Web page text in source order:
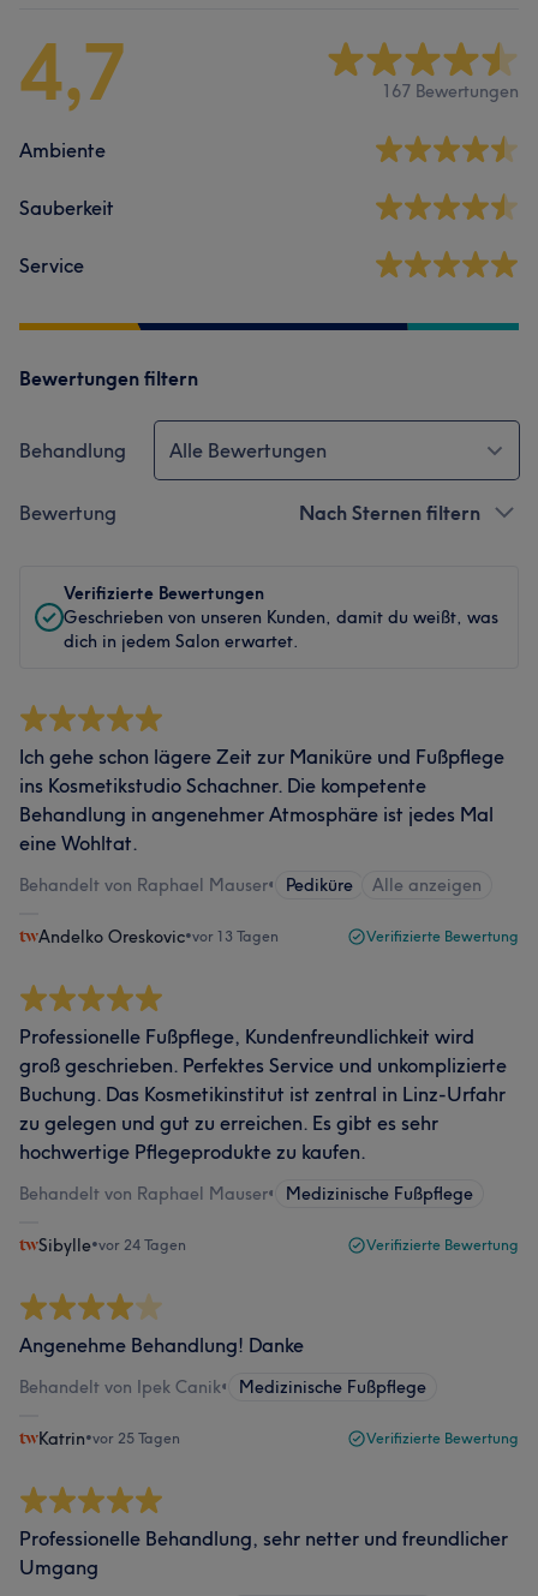
4,7 167 Bewertungen
Ambiente
Sauberkeit
Service
Bewertungen filtern
Behandlung Alle Bewertungen
Bewertung Nach Sternen filtern
Verifizierte Bewertungen
Geschrieben von unseren Kunden, damit du weißt, was
dich in jedem Salon erwartet.
Ich gehe schon lägere Zeit zur Maniküre und Fußpflege
ins Kosmetikstudio Schachner. Die kompetente
Behandlung in angenehmer Atmosphäre ist jedes Mal
eine Wohltat.
Behandelt von Raphael Mauser• Pediküre Alle anzeigen
Andelko Oreskovic•vor 13 Tagen Verifizierte Bewertung
Professionelle Fußpflege, Kundenfreundlichkeit wird
groß geschrieben. Perfektes Service und unkomplizierte
Buchung. Das Kosmetikinstitut ist zentral in Linz-Urfahr
zu gelegen und gut zu erreichen. Es gibt es sehr
hochwertige Pflegeprodukte zu kaufen.
Behandelt von Raphael Mauser• Medizinische Fußpflege
Sibylle•vor 24 Tagen Verifizierte Bewertung
Angenehme Behandlung! Danke
Behandelt von Ipek Canik• Medizinische Fußpflege
Katrin•vor 25 Tagen Verifizierte Bewertung
Professionelle Behandlung, sehr netter und freundlicher
Umgang